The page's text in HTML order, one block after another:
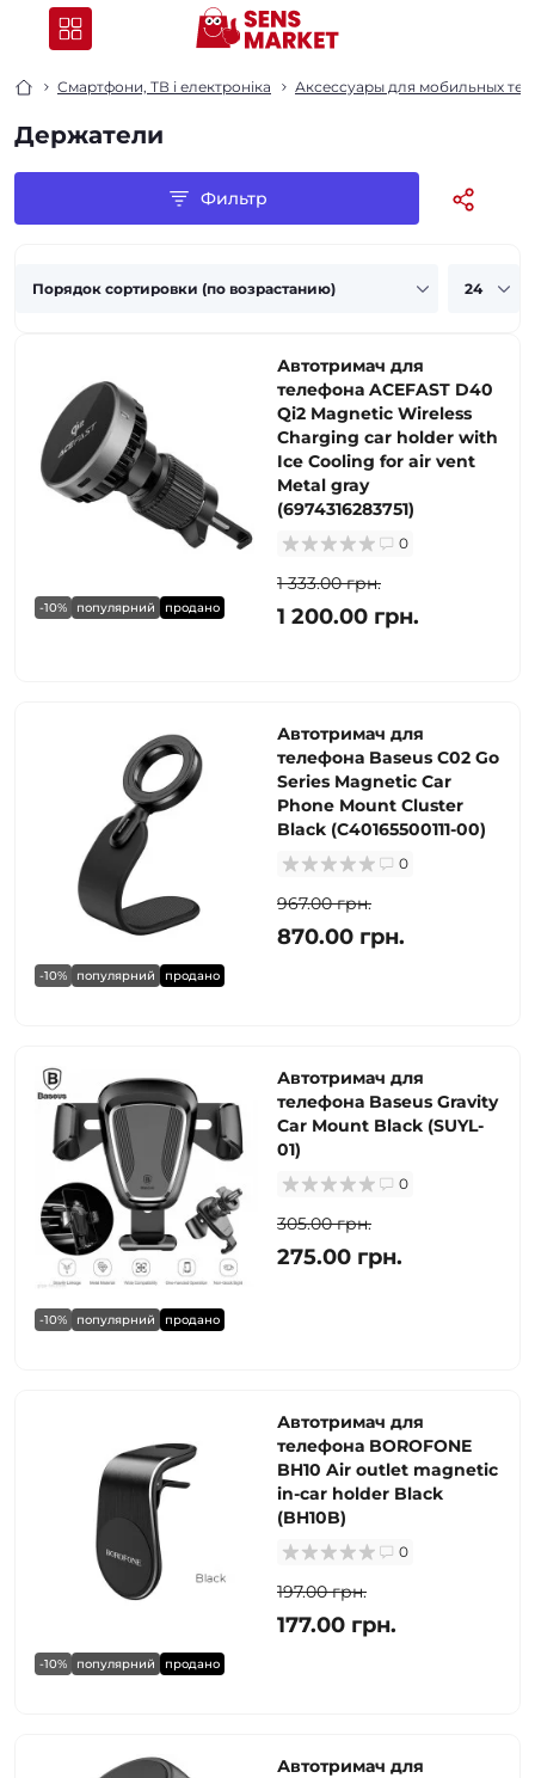
Смартфони, ТВ і електроніка Аксессуары для мобильных
Держатели
Фильтр
-10% популярний продано
Автотримач для
телефона ACEFAST D40
Qi2 Magnetic Wireless
Charging car holder with
Ice Cooling for air vent
Metal gray
(6974316283751)
0
1 333.00 грн.
1 200.00 грн.
-10% популярний продано
Автотримач для
телефона Baseus C02 Go
Series Magnetic Car
Phone Mount Cluster
Black (C40165500111-00)
0
967.00 грн.
870.00 грн.
-10% популярний продано
Автотримач для
телефона Baseus Gravity
Car Mount Black (SUYL-
01)
0
305.00 грн.
275.00 грн.
-10% популярний продано
Автотримач для
телефона BOROFONE
BH10 Air outlet magnetic
in-car holder Black
(BH10B)
0
197.00 грн.
177.00 грн.
Автотримач для